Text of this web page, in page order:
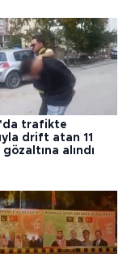
trafikte
drift atan 11
alındı